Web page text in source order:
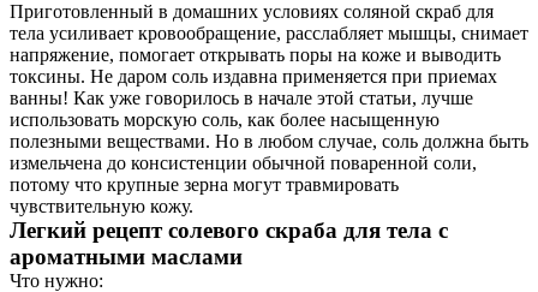
Приготовленный в домашних условиях соляной скраб для
тела усиливает кровообращение, расслабляет мышцы, снимает
напряжение, помогает открывать поры на коже и выводить
токсины. Не даром соль издавна применяется при приемах
ванны! Как уже говорилось в начале этой статьи, лучше
использовать морскую соль, как более насыщенную
полезными веществами. Но в любом случае, соль должна быть
измельчена до консистенции обычной поваренной соли,
потому что крупные зерна могут травмировать
чувствительную кожу.
Легкий рецепт солевого скраба для тела с
ароматными маслами
Что нужно: